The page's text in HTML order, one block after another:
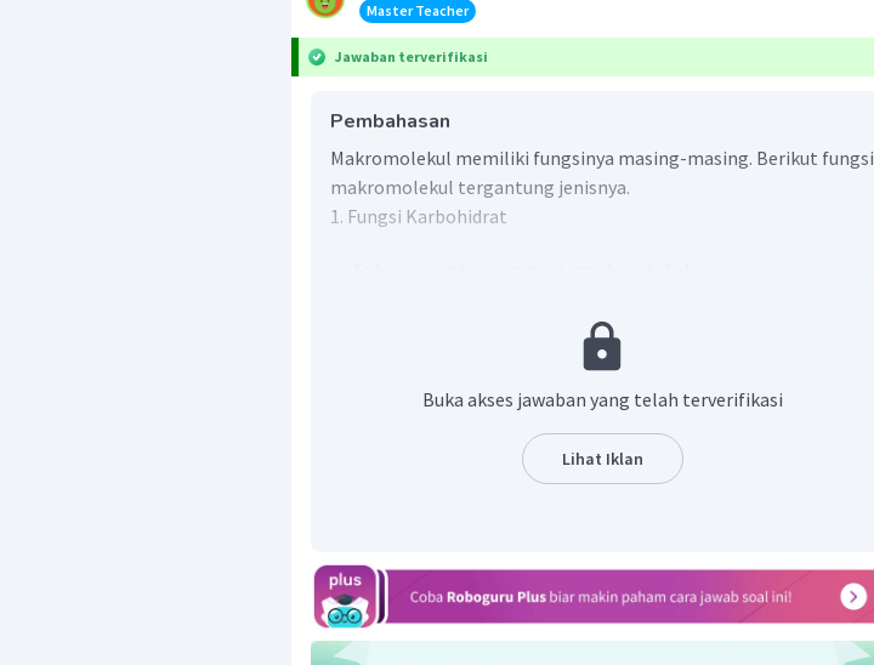
Master Teacher
Jawaban terverifikasi
Pembahasan
Makromolekul memiliki fungsinya masing-masing. Berikut fungsi
makromolekul tergantung jenisnya.
1. Fungsi Karbohidrat
Menurunkan risiko penyakit terutama penyakit jantung
2. Fungsi Protein
Diperlukan dalam pembentukan tulang, otot, kulit dan
Membuat hormon yang berfungsi membantul sel dalam
mengirim informasi genetika dan mengkoordinasikan
fungsi sel dan organ di dalam tubuh
Buka akses jawaban yang telah terverifikasi
Lihat Iklan